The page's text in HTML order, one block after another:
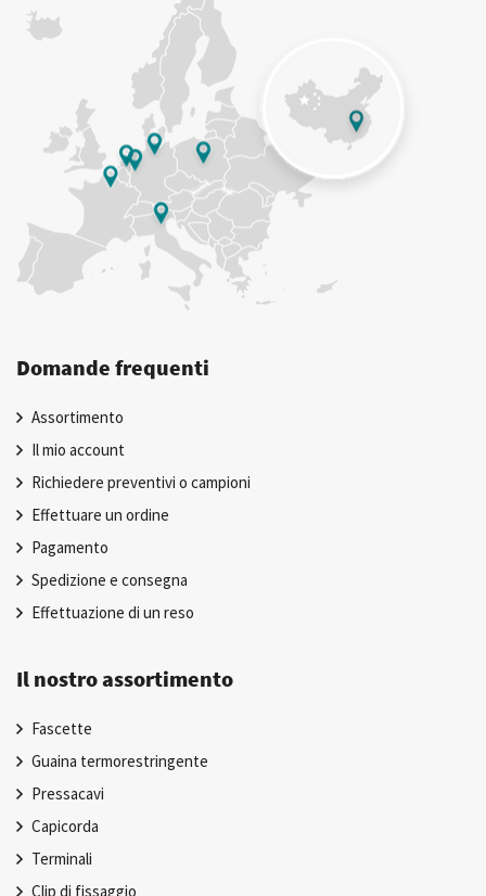
Domande frequenti
Assortimento
Il mio account
Richiedere preventivi o campioni
Effettuare un ordine
Pagamento
Spedizione e consegna
Effettuazione di un reso
Il nostro assortimento
Fascette
Guaina termorestringente
Pressacavi
Capicorda
Terminali
Clip di fissaggio